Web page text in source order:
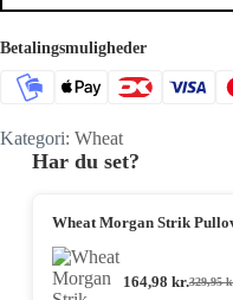
Betalingsmuligheder
Kategori: Wheat
Har du set?
Wheat Morgan Strik
329,95
Den
164,98 kr.Den